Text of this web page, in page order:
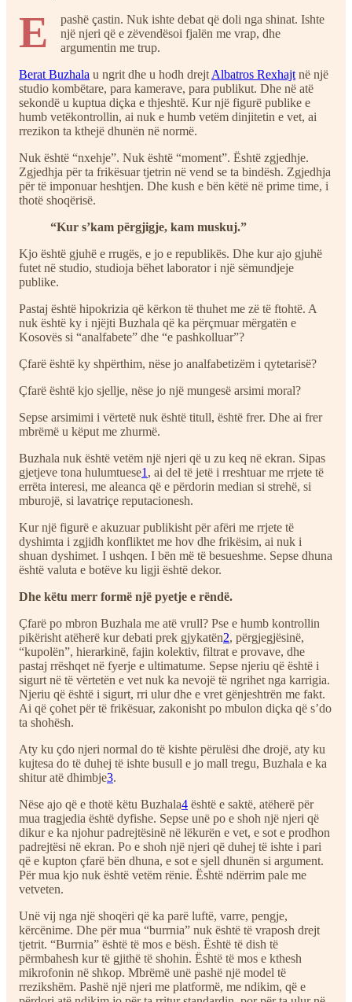
E
pashë çastin. Nuk ishte debat që doli nga shinat. Ishte
një njeri që e zëvendësoi fjalën me vrap, dhe
argumentin me trup.
Berat Buzhala u ngrit dhe u hodh drejt Albatros Rexhajt në një
studio kombëtare, para kamerave, para publikut. Dhe në atë
sekondë u kuptua diçka e thjeshtë. Kur një figurë publike e
humb vetëkontrollin, ai nuk e humb vetëm dinjitetin e vet, ai
rrezikon ta kthejë dhunën në normë.
Nuk është “nxehje”. Nuk është “moment”. Është zgjedhje.
Zgjedhja për ta frikësuar tjetrin në vend se ta bindësh. Zgjedhja
për të imponuar heshtjen. Dhe kush e bën këtë në prime time, i
thotë shoqërisë.
“Kur s’kam përgjigje, kam muskuj.”
Kjo është gjuhë e rrugës, e jo e republikës. Dhe kur ajo gjuhë
futet në studio, studioja bëhet laborator i një sëmundjeje
publike.
Pastaj është hipokrizia që kërkon të thuhet me zë të ftohtë. A
nuk është ky i njëjti Buzhala që ka përçmuar mërgatën e
Kosovës si “analfabete” dhe “e pashkolluar”?
Çfarë është ky shpërthim, nëse jo analfabetizëm i qytetarisë?
Çfarë është kjo sjellje, nëse jo një mungesë arsimi moral?
Sepse arsimimi i vërtetë nuk është titull, është frer. Dhe ai frer
mbrëmë u këput me zhurmë.
Buzhala nuk është vetëm një njeri që u zu keq në ekran. Sipas
gjetjeve tona hulumtuese1 , ai del të jetë i rreshtuar me rrjete të
errëta interesi, me aleanca që e përdorin median si strehë, si
mburojë, si lavatriçe reputacionesh.
Kur një figurë e akuzuar publikisht për afëri me rrjete të
dyshimta i zgjidh konfliktet me hov dhe frikësim, ai nuk i
shuan dyshimet. I ushqen. I bën më të besueshme. Sepse dhuna
është valuta e botëve ku ligji është dekor.
Dhe këtu merr formë një pyetje e rëndë.
Çfarë po mbron Buzhala me atë vrull? Pse e humb kontrollin
pikërisht atëherë kur debati prek gjykatën2, përgjegjësinë,
“kupolën”, hierarkinë, fajin kolektiv, filtrat e provave, dhe
pastaj rrëshqet në fyerje e ultimatume. Sepse njeriu që është i
sigurt në të vërtetën e vet nuk ka nevojë të ngrihet nga karrigia.
Njeriu që është i sigurt, rri ulur dhe e vret gënjeshtrën me fakt.
Ai që çohet për të frikësuar, zakonisht po mbulon diçka që s’do
ta shohësh.
Aty ku çdo njeri normal do të kishte përulësi dhe drojë, aty ku
kujtesa do të duhej të ishte busull e jo mall tregu, Buzhala e ka
shitur atë dhimbje3.
Nëse ajo që e thotë këtu Buzhala4 është e saktë, atëherë për
mua tragjedia është dyfishe. Sepse unë po e shoh një njeri që
dikur e ka njohur padrejtësinë në lëkurën e vet, e sot e prodhon
padrejtësi në ekran. Po e shoh një njeri që duhej të ishte i pari
që e kupton çfarë bën dhuna, e sot e sjell dhunën si argument.
Për mua kjo nuk është vetëm rënie. Është ndërrim pale me
vetveten.
Unë vij nga një shoqëri që ka parë luftë, varre, pengje,
kërcënime. Dhe për mua “burrnia” nuk është të vraposh drejt
tjetrit. “Burrnia” është të mos e bësh. Është të dish të
përmbahesh kur të gjithë të shohin. Është të mos e kthesh
mikrofonin në shkop. Mbrëmë unë pashë një model të
rrezikshëm. Pashë një njeri me platformë, me ndikim, që e